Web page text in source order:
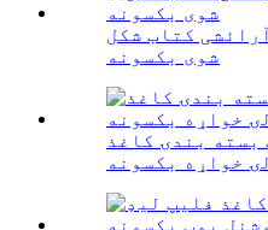
کتاب شکل
شوی بکسونه
بسته بندۍ کاغذ
خواړه بکسونه